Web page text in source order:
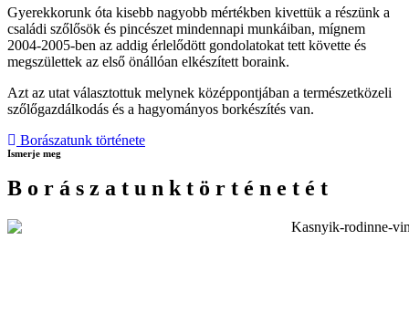
Gyerekkorunk óta kisebb nagyobb mértékben kivettük a részünk a
családi szőlősök és pincészet mindennapi munkáiban, mígnem
2004-2005-ben az addig érlelődött gondolatokat tett követte és
megszülettek az első önállóan elkészített boraink.
Azt az utat választottuk melynek középpontjában a természetközeli
szőlőgazdálkodás és a hagyományos borkészítés van.
Borászatunk története
Ismerje meg
B o r á s z a t u n k t ö r t é n e t é t